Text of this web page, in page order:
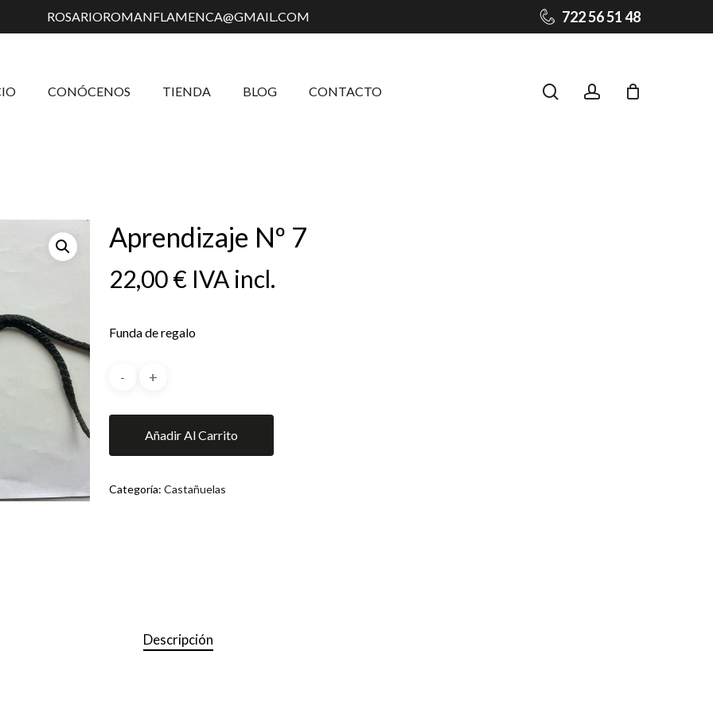
ROSARIOROMANFLAMENCA@GMAIL.COM 722 56 51 48
CONÓCENOS TIENDA BLOG CONTACTO searchaccount
Carrito Close
Aprendizaje Nº 7
22,00€ IVA incl.
Funda de regalo
Añadir Al Carrito
Categoría: Castañuelas
Descripción